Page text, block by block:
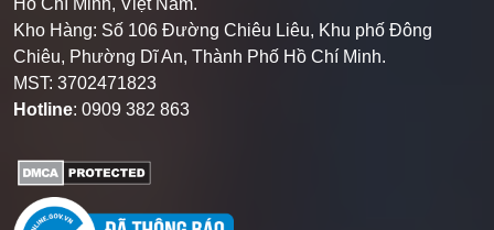
Hồ Chí Minh, Việt Nam.
Kho Hàng: Số 106 Đường Chiêu Liêu, Khu phố Đông
Chiêu, Phường Dĩ An, Thành Phố Hồ Chí Minh.
MST: 3702471823
Hotline: 0909 382 863